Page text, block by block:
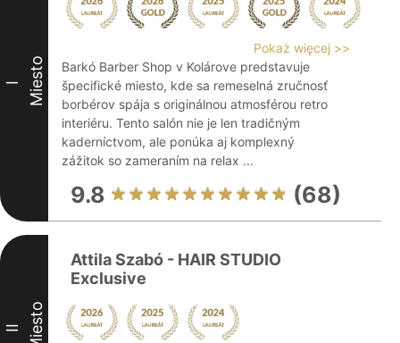
I Miesto
Pokaż więcej >>
Barkó Barber Shop v Kolárove predstavuje
špecifické miesto, kde sa remeselná zručnosť
borbérov spája s originálnou atmosférou retro
interiéru. Tento salón nie je len tradičným
kaderníctvom, ale ponúka aj komplexný
zážitok so zameraním na relax ...
9.8 (68)
II Miesto
Attila Szabó - HAIR STUDIO
Exclusive